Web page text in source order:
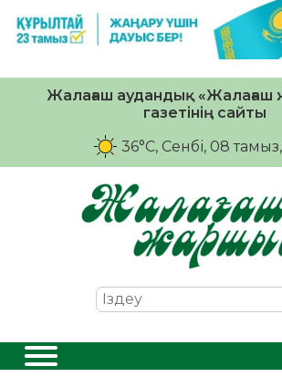
Жалағаш аудандық
газетінің сайты
36°C, Сенбі, 08 тамыз,